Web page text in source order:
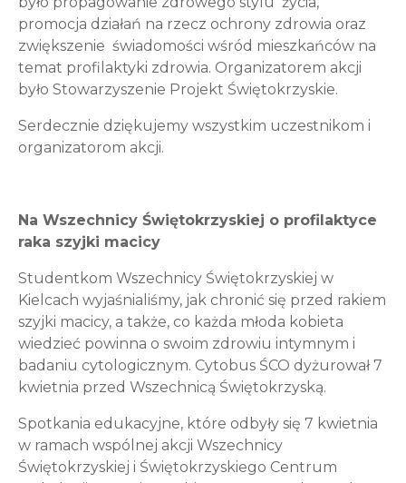
promocja działań na rzecz ochrony zdrowia oraz
zwiększenie świadomości wśród mieszkańców na
temat profilaktyki zdrowia. Organizatorem akcji
było Stowarzyszenie Projekt Świętokrzyskie.
Serdecznie dziękujemy wszystkim uczestnikom i
organizatorom akcji.
Na Wszechnicy Świętokrzyskiej o profilaktyce
raka szyjki macicy
Studentkom Wszechnicy Świętokrzyskiej w
Kielcach wyjaśnialiśmy, jak chronić się przed rakiem
szyjki macicy, a także, co każda młoda kobieta
wiedzieć powinna o swoim zdrowiu intymnym i
badaniu cytologicznym. Cytobus ŚCO dyżurował 7
kwietnia przed Wszechnicą Świętokrzyską.
Spotkania edukacyjne, które odbyły się 7 kwietnia
w ramach wspólnej akcji Wszechnicy
Świętokrzyskiej i Świętokrzyskiego Centrum